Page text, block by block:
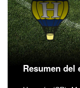
Resumen del